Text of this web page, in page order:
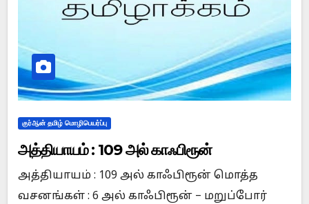
குர்ஆன் தமிழ் மொழிபெயர்ப்பு
அத்தியாயம் : 109 அல் காஃபிரூன்
அத்தியாயம் : 109 அல் காஃபிரூன் மொத்த
வசனங்கள் : 6 அல் காஃபிரூன் – மறுப்போர்